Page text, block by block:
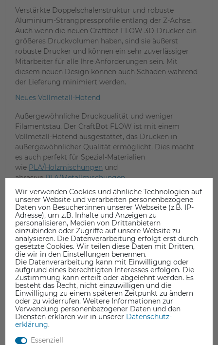
Verstärkte Doppelschalenstruktur und robuste
Aluminium-Strangpressprofile entlang der Z-Achse.
Auch wenn die neuen Craftbot FLOW 3D-Drucker ein
größeres Druckvolumen haben, sind sie äußerst
robuste Drucker und können ein sehr zuverlässiger
Mitarbeiter für alle Ihre Anforderungen sein. Mit
diesem neuen Design können auch Schäden während
der Lieferung minimiert werden.
Neues Vollmetall-Hotend
Außergewöhnliche Druckqualität und weniger
Filamentstau. Der CraftBot FLOW ist mit einem
Vollmetall-Hotend ausgestattet, das Drucken in
außergewöhnlicher Qualität ermöglicht. Dies macht
es auch perfekt für Spezial-Materialien
wie PLA/Holzmischungen und
abrasivePLA/Metallmischungen.
Neuer Sensor zur Filamentüberwachung - Für einen
störungsfreien Betrieb
Dank des neuen Filamentsensors im Craftbot FLOW
können Sie Ausfälle aufgrund von Filamentfehlern
minimieren. Die mechanischen und elektronischen
Teile des integrierten Überwachungssystems sind in
die Extruder eingebaut, um eine gleichmäßige
Dosierung der Filamente zu gewährleisten. Weniger
Filamentstau - und rutsch sind garantiert.
Kalibrierung Craftunique Craftbot Flow IDEX Serie
Wir verwenden Cookies und ähnliche Technologien auf
unserer Website und verarbeiten personenbezogene
Daten von Besucher:innen unserer Webseite (z.B. IP-
Adresse), um z.B. Inhalte und Anzeigen zu
personalisieren, Medien von Drittanbietern
einzubinden oder Zugriffe auf unsere Website zu
analysieren. Die Datenverarbeitung erfolgt erst durch
gesetzte Cookies. Wir teilen diese Daten mit Dritten,
die wir in den Einstellungen benennen.
Die Datenverarbeitung kann mit Einwilligung oder
aufgrund eines berechtigten Interesses erfolgen. Die
Zustimmung kann erteilt oder abgelehnt werden. Es
besteht das Recht, nicht einzuwilligen und die
Einwilligung zu einem späteren Zeitpunkt zu ändern
oder zu widerrufen. Weitere Informationen zur
Verwendung personenbezogener Daten und den
Diensten erklären wir in unserer Daten­schutz­
erklärung.
Essenziell